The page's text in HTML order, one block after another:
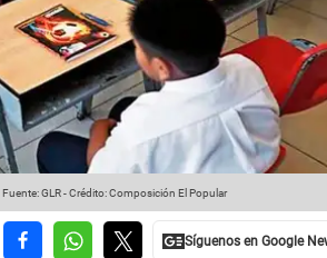
Fuente: GLR-Crédito: Composición El Popular